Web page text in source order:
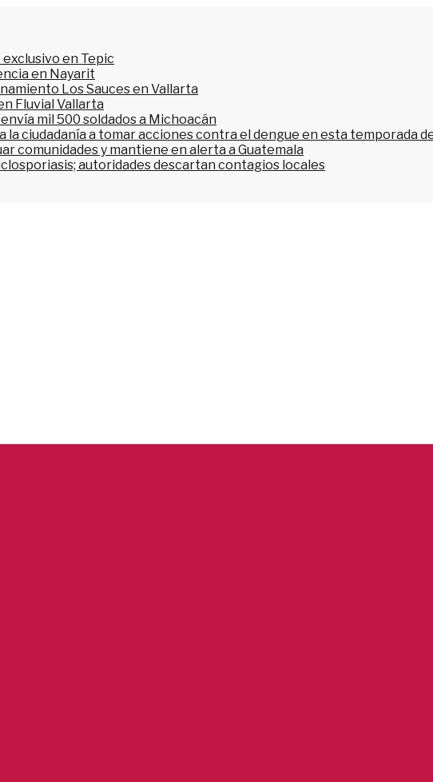
en Tepic
en Nayarit
Los Sauces en Vallarta
Fluvial Vallarta
mil 500 soldados a Michoacán
la ciudadanía a tomar acciones contra el dengue en esta temporada
comunidades y mantiene en alerta a Guatemala
autoridades descartan contagios locales